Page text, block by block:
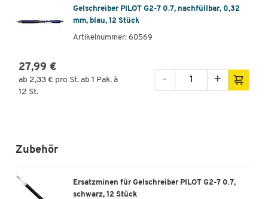
Gelschreiber PILOT G2-7 0.7, nachfüllbar, 0,32
mm, blau, 12 Stück
Artikelnummer: 60569
27,99 €
ab 2,33 € pro St. ab 1 Pak. à
12 St.
+
-
Zubehör
Ersatzminen für Gelschreiber PILOT G2-7 0.7,
schwarz, 12 Stück